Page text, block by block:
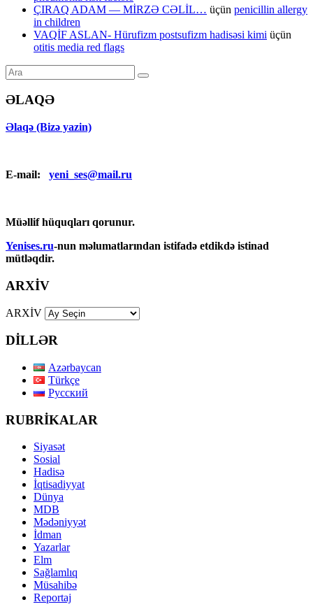
ÇIRAQ ADAM — MİRZƏ CƏLİL… üçün penicillin allergy
in children
VAQİF ASLAN- Hürufizm postsufizm hadisəsi kimi üçün
otitis media red flags
ƏLAQƏ
Əlaqə (Bizə yazin)
E-mail: yeni_ses@mail.ru
Müəllif hüquqları qorunur.
Yenises.ru-nun məlumatlarından istifadə etdikdə istinad
mütləqdir.
ARXİV
ARXİV
DİLLƏR
Azərbaycan
Türkçe
Русский
RUBRİKALAR
Siyasət
Sosial
Hadisə
İqtisadiyyat
Dünya
MDB
Mədəniyyət
İdman
Yazarlar
Elm
Sağlamlıq
Müsahibə
Reportaj